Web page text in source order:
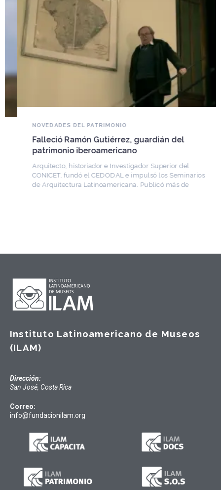
NOVEDADES DEL PATRIMONIO
Falleció Ramón Gutiérrez, guardián del
patrimonio iberoamericano
Arquitecto, historiador e Investigador Superior del
CONICET, fundó el CEDODAL e impulsó los Seminarios
de Arquitectura Latinoamericana. Publicó más de
Instituto Latinoamericano de Museos
(ILAM)
Dirección:
San José, Costa Rica
Correo:
info@fundacionilam.org